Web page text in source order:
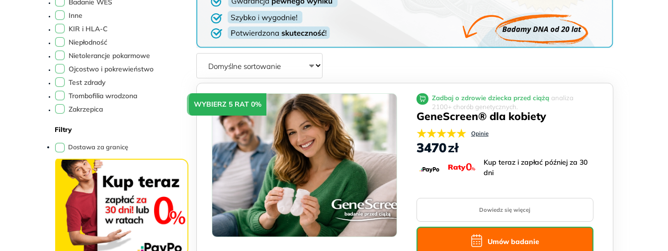
9–
17
Inne
KIR i HLA-C
Niepłodność
Nietolerancje pokarmowe
Ojcostwo i pokrewieństwo
Test zdrady
Trombofilia wrodzona
Zakrzepica
Filtry
Dostawa za granicę
WYBIERZ 5 RAT 0%
Zadbaj o zdrowie dziecka przed ciążą analiza
2100+ chorób genetycznych.
GeneScreen® dla kobiety
★★★★★ Opinie
3470zł
Kup teraz i zapłać później za 30
dni
Dowiedz się więcej
Umów badanie